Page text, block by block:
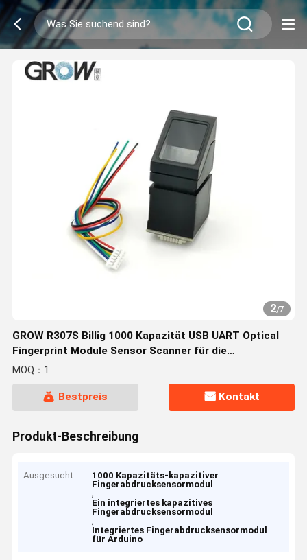
2/7
GROW R307S Billig 1000 Kapazität USB UART Optical
Fingerprint Module Sensor Scanner für die
Türzugangskontrolle
MOQ：1
Bestpreis Kontakt
Produkt-Beschreibung
Ausgesucht
1000 Kapazitäts-kapazitiver
Fingerabdrucksensormodul
,
Ein integriertes kapazitives
Fingerabdrucksensormodul
,
Integriertes Fingerabdrucksensormodul
für Arduino